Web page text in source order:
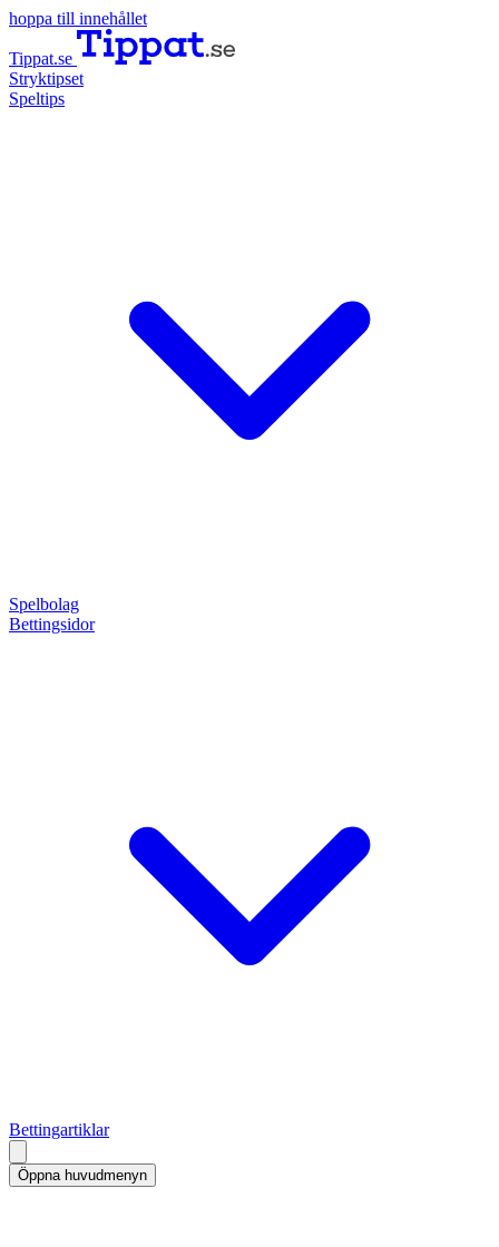
hoppa till innehållet
Tippat.se
Stryktipset
Speltips
Spelbolag
Bettingsidor
Bettingartiklar
Öppna huvudmenyn